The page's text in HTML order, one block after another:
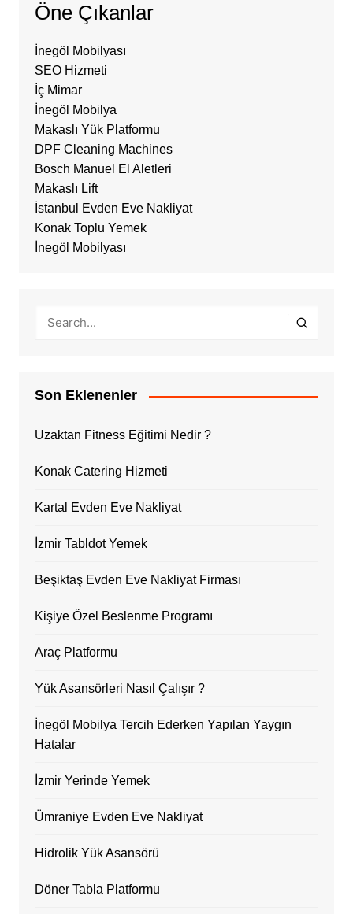
Öne Çıkanlar
İnegöl Mobilyası
SEO Hizmeti
İç Mimar
İnegöl Mobilya
Makaslı Yük Platformu
DPF Cleaning Machines
Bosch Manuel El Aletleri
Makaslı Lift
İstanbul Evden Eve Nakliyat
Konak Toplu Yemek
İnegöl Mobilyası
Son Eklenenler
Uzaktan Fitness Eğitimi Nedir ?
Konak Catering Hizmeti
Kartal Evden Eve Nakliyat
İzmir Tabldot Yemek
Beşiktaş Evden Eve Nakliyat Firması
Kişiye Özel Beslenme Programı
Araç Platformu
Yük Asansörleri Nasıl Çalışır ?
İnegöl Mobilya Tercih Ederken Yapılan Yaygın
Hatalar
İzmir Yerinde Yemek
Ümraniye Evden Eve Nakliyat
Hidrolik Yük Asansörü
Döner Tabla Platformu